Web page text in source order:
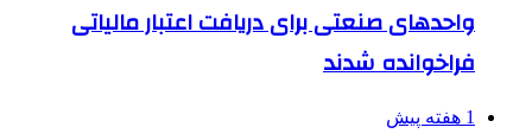
واحدهای صنعتی برای دریافت اعتبار مالیاتی
فراخوانده شدند
1 هفته پیش